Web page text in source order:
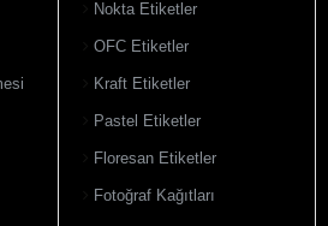
Nokta Etiketler
OFC Etiketler
Kraft Etiketler
Pastel Etiketler
Floresan Etiketler
Fotoğraf Kağıtları